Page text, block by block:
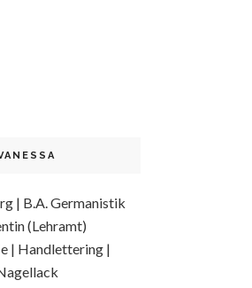
| B.A. Germanistik
(Lehramt)
| Handlettering |